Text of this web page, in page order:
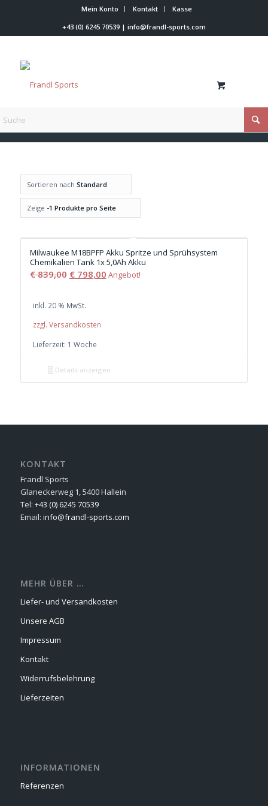
Mein Konto Kontakt
Kasse
+43 (0) 6245 70539| info@frandl-sports.com
Du bist hier:
Sortieren nach Standard
Zeige -1 Produkte pro Seite
Milwaukee M18BPFP Akku Spritze und Sprühsystem
Chemikalien Tank 1x 5,0Ah Akku
€839,00 Ursprünglicher
war:
€798,00Aktueller
Angebot!
inkl. 20 % MwSt.
zzgl. Versandkosten
Lieferzeit: 1 Woche
Details anzeigen
KONTAKT
Frandl Sports
Glaneckerweg 1, 5400 Hallein
Tel: +43 (0) 6245 70539
Email: info@frandl-sports.com
MEHR ÜBER …
Liefer- und Versandkosten
Unsere AGB
Impressum
Kontakt
Widerrufsbelehrung
Lieferzeiten
INFORMATIONEN
Referenzen